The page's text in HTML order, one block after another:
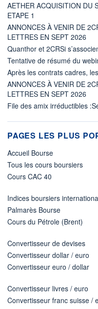
AETHER ACQUISITION DU
ETAPE 1
ANNONCES À VENIR DE
LETTRES EN SEPT 2026
Quanthor et 2CRSi
Tentative de résumé du
Après les contrats cadres,
ANNONCES À VENIR DE
LETTRES EN SEPT 2026
File des amix irréductibles
PAGES LES PLUS
Accueil Bourse
Tous les cours boursiers
Cours CAC 40
Indices boursiers
Palmarès Bourse
Cours du Pétrole (Brent)
Convertisseur de devises
Convertisseur dollar / euro
Convertisseur euro / dollar
Convertisseur livres / euro
Convertisseur franc suisse /